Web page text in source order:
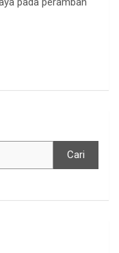
Cari